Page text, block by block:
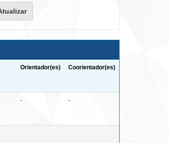
Orientador(es) Coorientador(es)
- -